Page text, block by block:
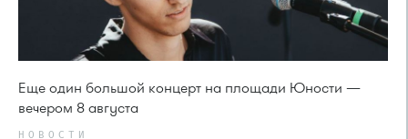
Еще один большой концерт на площади Юности —
вечером 8 августа
НОВОСТИ